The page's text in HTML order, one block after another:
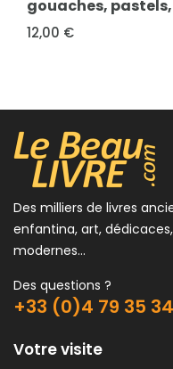
gouaches,
12,00 €
Des milliers de livres
enfantina, art,
modernes...
Des questions ?
+33 (0)4 79 35 34
Votre visite